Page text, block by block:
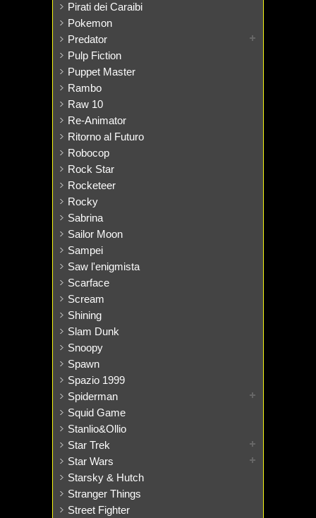
Pirati dei Caraibi
Pokemon
Predator
Pulp Fiction
Puppet Master
Rambo
Raw 10
Re-Animator
Ritorno al Futuro
Robocop
Rock Star
Rocketeer
Rocky
Sabrina
Sailor Moon
Sampei
Saw l'enigmista
Scarface
Scream
Shining
Slam Dunk
Snoopy
Spawn
Spazio 1999
Spiderman
Squid Game
Stanlio&Ollio
Star Trek
Star Wars
Starsky & Hutch
Stranger Things
Street Fighter